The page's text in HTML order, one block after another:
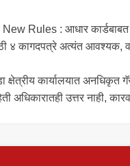
Rules : आधार
४ कागदपत्रे अत्यंत आवश्यक,
क्षेत्रीय कार्यालयात अनधिकृत
अधिकारातही उत्तर नाही,